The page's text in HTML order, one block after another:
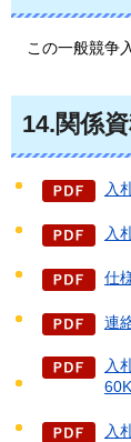
この一般競争
14.関係
入
入
仕
連
入
入